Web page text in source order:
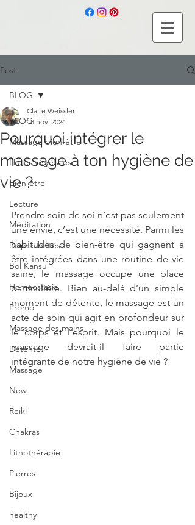
Post
BLOG
Massage bien-être
Huiles végétales
Bien-être
Lecture
Méditation
Disponibilités
Bol Kansu
Homeostasia
Promo
Massage des mains
Détente
Massage
New
Reiki
Chakras
Lithothérapie
Pierres
Bijoux
healthy
BLOG
Pourquoi intégrer le
massage à ton hygiène de
vie ?
Claire Weissler
18 nov. 2024
Prendre soin de soi n’est pas seulement
une envie, c’est une nécessité. Parmi les
habitudes de bien-être qui gagnent à
être intégrées dans une routine de vie
saine, le massage occupe une place
particulière. Bien au-delà d’un simple
moment de détente, le massage est un
acte de soin qui agit en profondeur sur
le corps et l’esprit. Mais pourquoi le
massage devrait-il faire partie
intégrante de notre hygiène de vie ?